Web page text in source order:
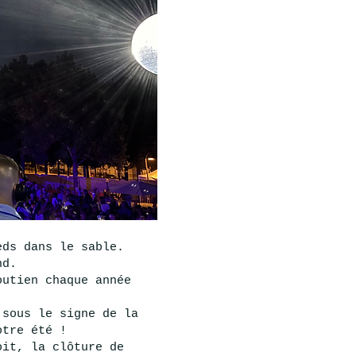
dans le sable.
chaque année
sous le signe de la
été !
la clôture de